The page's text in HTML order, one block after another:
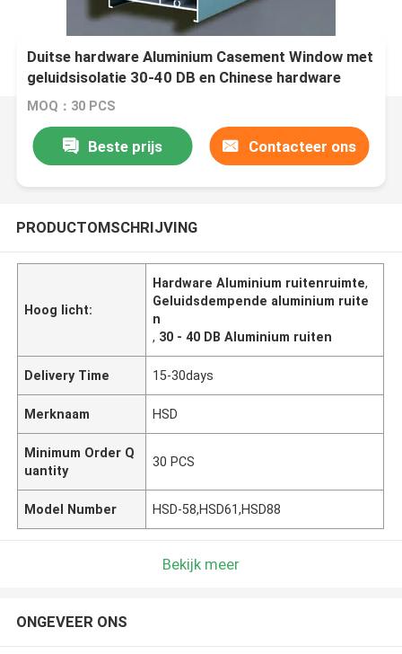
Duitse hardware Aluminium Casement Window met
geluidsisolatie 30-40 DB en Chinese hardware
MOQ：30 PCS
Beste prijs Contacteer ons
PRODUCTOMSCHRIJVING
Hoog licht:
Hardware Aluminium ruitenruimte,
Geluidsdempende aluminium ruite
n
, 30 - 40 DB Aluminium ruiten
Delivery Time 15-30days
Merknaam HSD
Minimum Order Q
uantity
30 PCS
Model Number HSD-58,HSD61,HSD88
Bekijk meer
ONGEVEER ONS